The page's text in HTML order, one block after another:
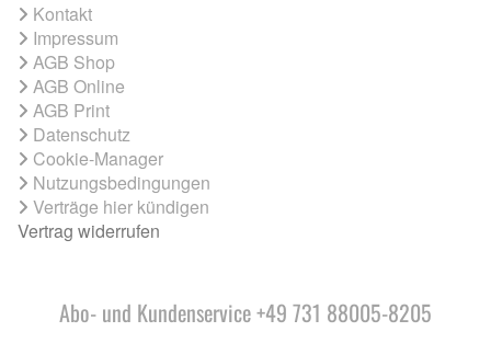
Kontakt
Impressum
AGB Shop
AGB Online
AGB Print
Datenschutz
Cookie-Manager
Nutzungsbedingungen
Verträge hier kündigen
Vertrag widerrufen
Abo- und Kundenservice +49 731 88005-8205